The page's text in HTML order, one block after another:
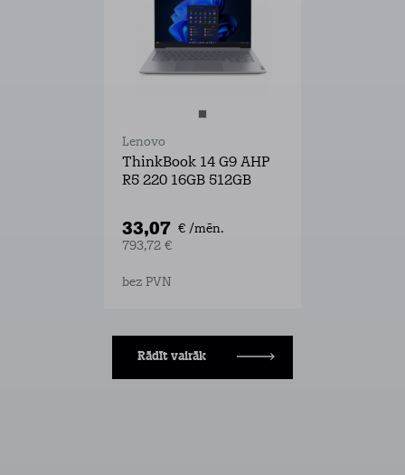
Lenovo
ThinkBook 14 G9 AHP
R5 220 16GB 512GB
33,07 € /mēn.
793,72 €
bez PVN
Rādīt vairāk